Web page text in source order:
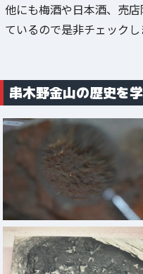
他にも梅酒や日本酒、売
ているので是非チェックし
串木野金山の歴史を